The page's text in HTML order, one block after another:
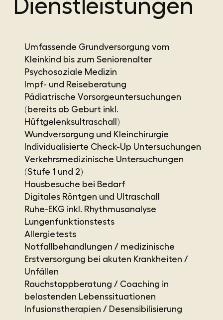
Dienstleistungen
Umfassende Grundversorgung vom
Kleinkind bis zum Seniorenalter
Psychosoziale Medizin
Impf- und Reiseberatung
Pädiatrische Vorsorgeuntersuchungen
(bereits ab Geburt inkl.
Hüftgelenksultraschall)
Wundversorgung und Kleinchirurgie
Individualisierte Check-Up Untersuchungen
Verkehrsmedizinische Untersuchungen
(Stufe 1 und 2)
Hausbesuche bei Bedarf
Digitales Röntgen und Ultraschall
Ruhe-EKG inkl. Rhythmusanalyse
Lungenfunktionstests
Allergietests
Notfallbehandlungen / medizinische
Erstversorgung bei akuten Krankheiten /
Unfällen
Rauchstoppberatung / Coaching in
belastenden Lebenssituationen
Infusionstherapien / Desensibilisierung